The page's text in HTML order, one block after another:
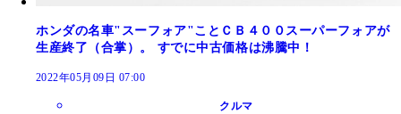
ホンダの名車"スーフォア"ことＣＢ４００スーパーフォアが
生産終了（合掌）。 すでに中古価格は沸騰中！
2022年05月09日 07:00
クルマ